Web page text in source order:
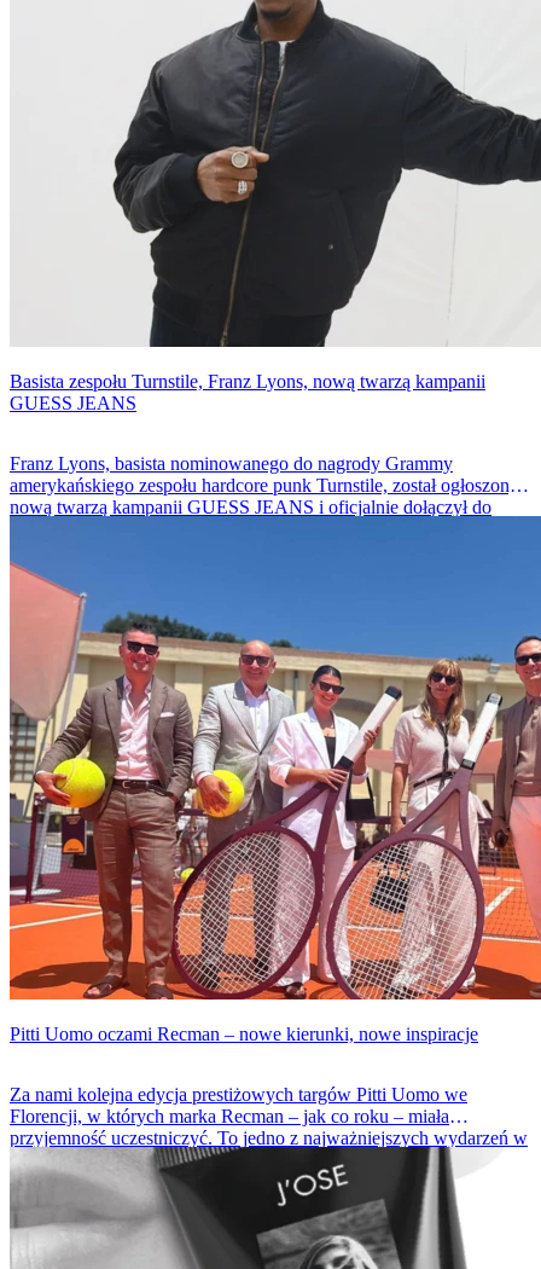
Basista zespołu Turnstile, Franz Lyons, nową twarzą kampanii
GUESS JEANS
Franz Lyons, basista nominowanego do nagrody Grammy
amerykańskiego zespołu hardcore punk Turnstile, został ogłoszony
nową twarzą kampanii GUESS JEANS i oficjalnie dołączył do
Pitti Uomo oczami Recman – nowe kierunki, nowe inspiracje
Za nami kolejna edycja prestiżowych targów Pitti Uomo we
Florencji, w których marka Recman – jak co roku – miała
przyjemność uczestniczyć. To jedno z najważniejszych wydarzeń w
świecie mody męskiej, gromadzące projektantów, marki i ekspertów
branżowych z całego świata.